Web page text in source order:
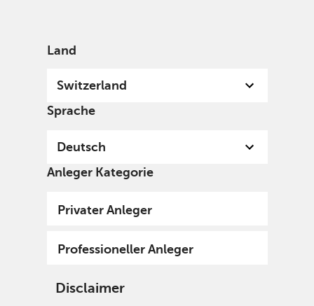
Land
Switzerland
Sprache
Deutsch
Anleger Kategorie
Privater Anleger
Professioneller Anleger
Disclaimer